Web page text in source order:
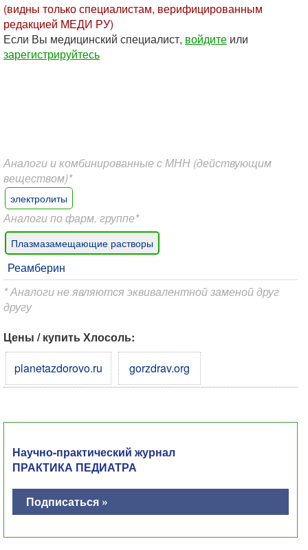
(видны только специалистам, верифицированным
редакцией МЕДИ РУ)
Если Вы медицинский специалист, войдите или
зарегистрируйтесь
Аналоги и комбинированные с МНН (действующим
веществом)*
электролиты
Аналоги по фарм. группе*
Плазмазамещающие растворы
Реамберин
* Аналоги не являются эквивалентной заменой друг
другу
Цены / купить Хлосоль:
planetazdorovo.ru
gorzdrav.org
Научно-практический журнал
ПРАКТИКА ПЕДИАТРА
Подписаться »